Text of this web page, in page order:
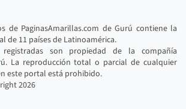
de PaginasAmarillas.com de Gurú contiene la
de 11 países de Latinoamérica.
son propiedad de la compañía
La reproducción total o parcial de cualquier
este portal está prohibido.
2026